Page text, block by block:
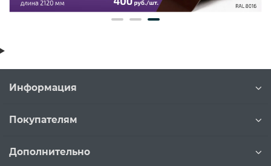
Информация
Покупателям
Дополнительно